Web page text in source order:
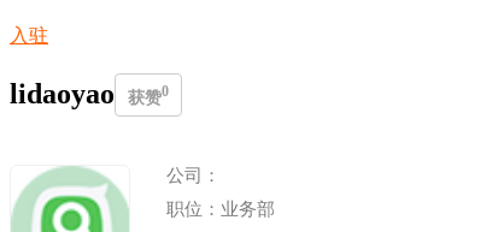
入驻
lidaoyao 获赞0
公司：
职位：业务部